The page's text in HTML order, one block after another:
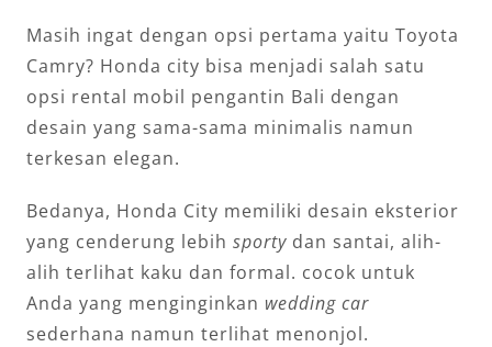
Masih ingat dengan opsi pertama yaitu Toyota
Camry? Honda city bisa menjadi salah satu
opsi rental mobil pengantin Bali dengan
desain yang sama-sama minimalis namun
terkesan elegan.
Bedanya, Honda City memiliki desain eksterior
yang cenderung lebih sporty dan santai, alih-
alih terlihat kaku dan formal. cocok untuk
Anda yang menginginkan wedding car
sederhana namun terlihat menonjol.